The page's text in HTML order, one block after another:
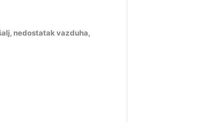
nedostatak vazduha,